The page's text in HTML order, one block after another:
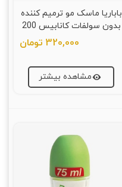
باباریا ماسک مو ترمیم کننده
بدون سولفات کانابیس 200
میلی لیتر
320,000 تومان
مشاهده بیشتر